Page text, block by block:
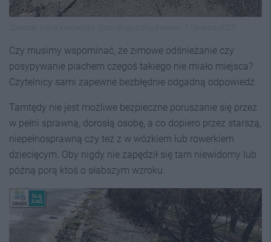
Czy musimy wspominać, że zimowe odśnieżanie czy
posypywanie piachem czegoś takiego nie miało miejsca?
Czytelnicy sami zapewne bezbłędnie odgadną odpowiedź.
Tamtędy nie jest możliwe bezpieczne poruszanie się przez
w pełni sprawną, dorosłą osobę, a co dopiero przez starszą,
niepełnosprawną czy też z w wózkiem lub rowerkiem
dziecięcym. Oby nigdy nie zapędził się tam niewidomy lub
późną porą ktoś o słabszym wzroku.